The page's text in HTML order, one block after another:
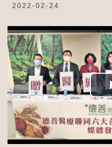
2022-02-24